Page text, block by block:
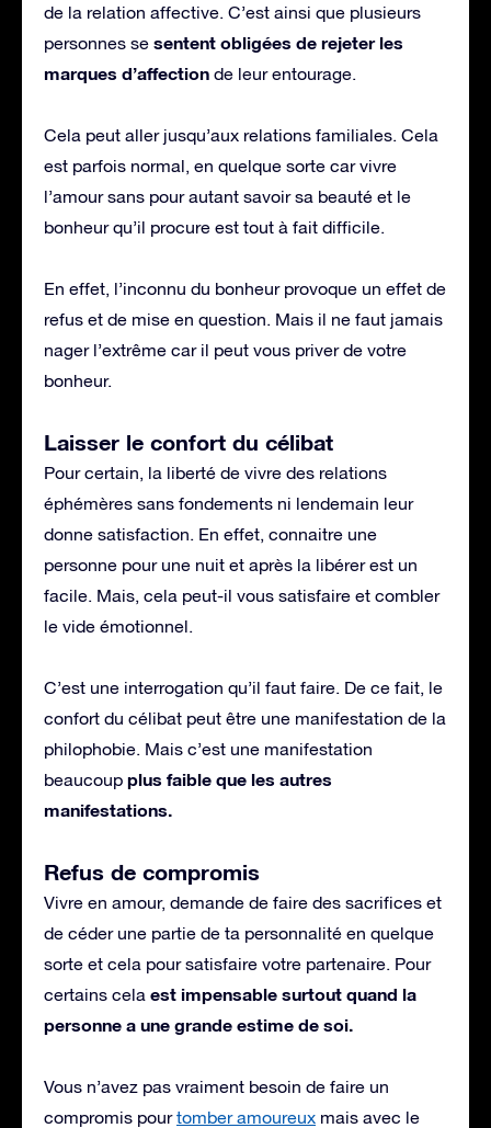
de la relation affective. C’est ainsi que plusieurs
personnes se sentent obligées de rejeter les
marques d’affection de leur entourage.
Cela peut aller jusqu’aux relations familiales. Cela
est parfois normal, en quelque sorte car vivre
l’amour sans pour autant savoir sa beauté et le
bonheur qu’il procure est tout à fait difficile.
En effet, l’inconnu du bonheur provoque un effet de
refus et de mise en question. Mais il ne faut jamais
nager l’extrême car il peut vous priver de votre
bonheur.
Laisser le confort du célibat
Pour certain, la liberté de vivre des relations
éphémères sans fondements ni lendemain leur
donne satisfaction. En effet, connaitre une
personne pour une nuit et après la libérer est un
facile. Mais, cela peut-il vous satisfaire et combler
le vide émotionnel.
C’est une interrogation qu’il faut faire. De ce fait, le
confort du célibat peut être une manifestation de la
philophobie. Mais c’est une manifestation
beaucoup plus faible que les autres
manifestations.
Refus de compromis
Vivre en amour, demande de faire des sacrifices et
de céder une partie de ta personnalité en quelque
sorte et cela pour satisfaire votre partenaire. Pour
certains cela est impensable surtout quand la
personne a une grande estime de soi.
Vous n’avez pas vraiment besoin de faire un
compromis pourtomber amoureux mais avec le